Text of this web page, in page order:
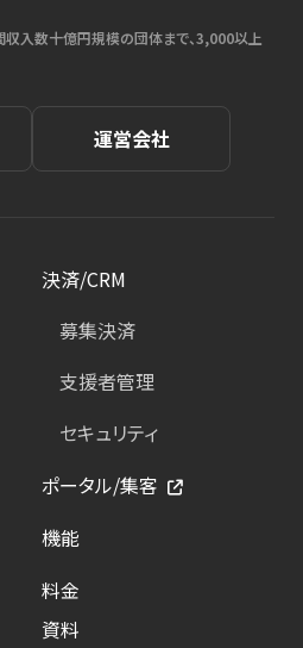
入数十億円規模の団体まで、3,000以上
運営会社
決済/CRM
募集決済
支援者管理
セキュリティ
ポータル/集客
機能
料金
資料